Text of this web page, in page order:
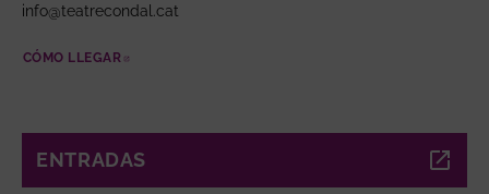
info@teatrecondal.cat
CÓMO LLEGAR
ENTRADAS